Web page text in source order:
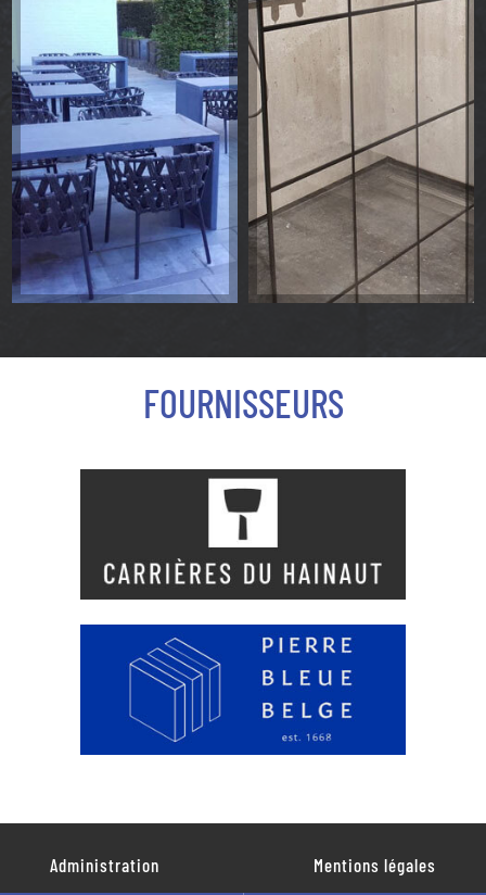
FOURNISSEURS
Administration Mentions légales